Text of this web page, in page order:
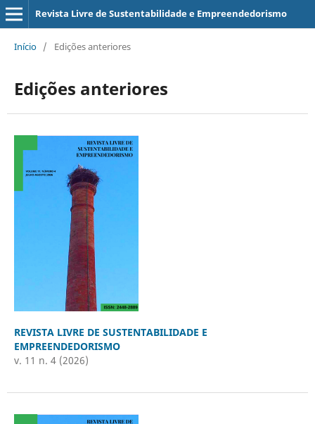
Revista Livre de Sustentabilidade e Empreendedorismo
Início / Edições anteriores
Edições anteriores
REVISTA LIVRE DE SUSTENTABILIDADE E
EMPREENDEDORISMO
v. 11 n. 4 (2026)